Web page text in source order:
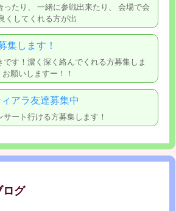
ったり、 一緒に参戦出来たり、 会場で会
くしてくれる方が出
集します！
す！濃く深く絡んでくれる方募集しま
願いしますー！！
アラ友達募集中
ート行ける方募集します！
ログ